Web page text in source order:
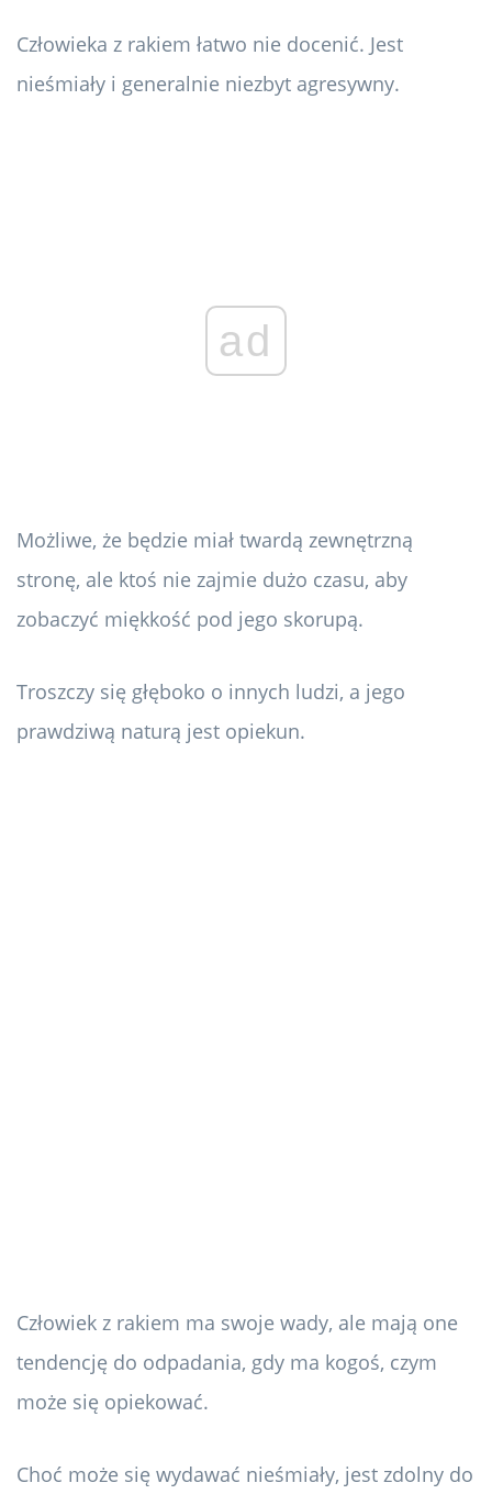
Człowieka z rakiem łatwo nie docenić. Jest
nieśmiały i generalnie niezbyt agresywny.
ad
Możliwe, że będzie miał twardą zewnętrzną
stronę, ale ktoś nie zajmie dużo czasu, aby
zobaczyć miękkość pod jego skorupą.
Troszczy się głęboko o innych ludzi, a jego
prawdziwą naturą jest opiekun.
Człowiek z rakiem ma swoje wady, ale mają one
tendencję do odpadania, gdy ma kogoś, czym
może się opiekować.
Choć może się wydawać nieśmiały, jest zdolny do